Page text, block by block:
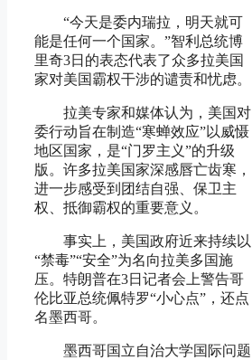
“今天是委内瑞拉，明天就可
能是任何一个国家。”智利总统博
里奇3日的表态代表了众多拉美国
家对美国霸权干涉的谴责和忧虑。
拉美专家和媒体认为，美国对
委行动旨在制造“寒蝉效应”以威慑
地区国家，是“门罗主义”的升级
版。许多拉美国家深感唇亡齿寒，
进一步感受到团结自强、保卫主
权、抵御霸权的重要意义。
事实上，美国政府近来持续以
“禁毒”“安全”为名向拉美多国施
压。特朗普在3日记者会上警告哥
伦比亚总统佩特罗“小心点”，还点
名墨西哥。
墨西哥国立自治大学国际问题